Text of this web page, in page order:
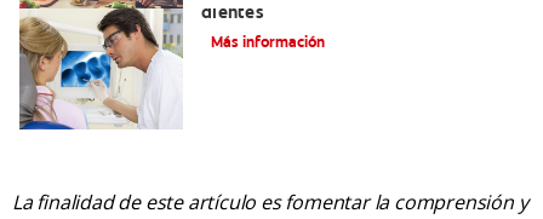
dientes
Más información
La finalidad de este artículo es fomentar la comprensión y